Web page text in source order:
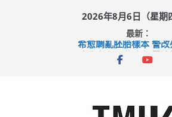
2026年8月6日（星期
最新：
希愈調亂胚胎樣本 警
足球盛會次場激戰 祖雲達